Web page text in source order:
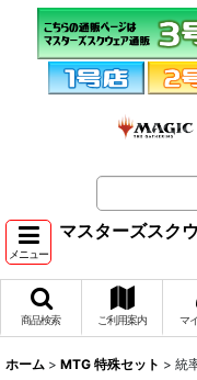
メニュー
マスターズスク
商品検索 ご利用案内 マ
ホーム > MTG 特殊セット > 統